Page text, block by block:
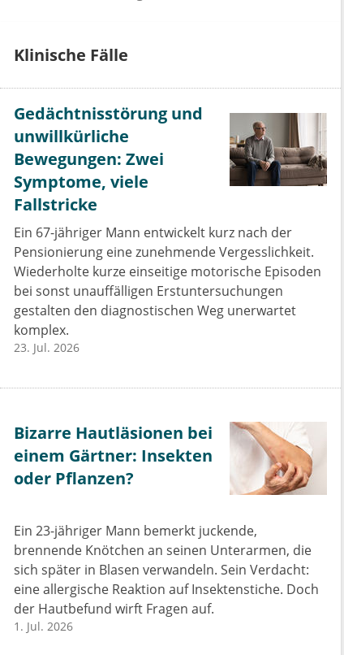
Klinische Fälle
Gedächtnisstörung und
unwillkürliche
Bewegungen: Zwei
Symptome, viele
Fallstricke
Ein 67-jähriger Mann entwickelt kurz nach der
Pensionierung eine zunehmende Vergesslichkeit.
Wiederholte kurze einseitige motorische Episoden
bei sonst unauffälligen Erstuntersuchungen
gestalten den diagnostischen Weg unerwartet
komplex.
23. Jul. 2026
Bizarre Hautläsionen bei
einem Gärtner: Insekten
oder Pflanzen?
Ein 23-jähriger Mann bemerkt juckende,
brennende Knötchen an seinen Unterarmen, die
sich später in Blasen verwandeln. Sein Verdacht:
eine allergische Reaktion auf Insektenstiche. Doch
der Hautbefund wirft Fragen auf.
1. Jul. 2026